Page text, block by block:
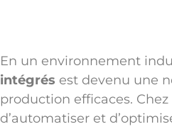
En un environnement
intégrés est devenu une
production efficaces. Chez
d’automatiser et